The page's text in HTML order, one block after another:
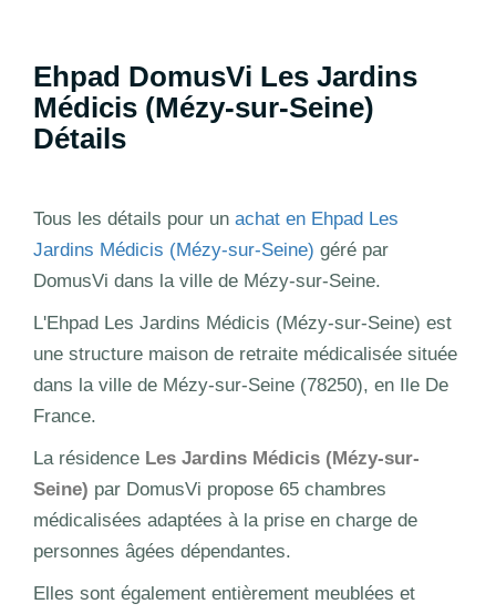
Ehpad DomusVi Les Jardins
Médicis (Mézy-sur-Seine)
Détails
Tous les détails pour un achat en Ehpad Les
Jardins Médicis (Mézy-sur-Seine) géré par
DomusVi dans la ville de Mézy-sur-Seine.
L'Ehpad Les Jardins Médicis (Mézy-sur-Seine) est
une structure maison de retraite médicalisée située
dans la ville de Mézy-sur-Seine (78250), en Ile De
France.
La résidence Les Jardins Médicis (Mézy-sur-
Seine) par DomusVi propose 65 chambres
médicalisées adaptées à la prise en charge de
personnes âgées dépendantes.
Elles sont également entièrement meublées et